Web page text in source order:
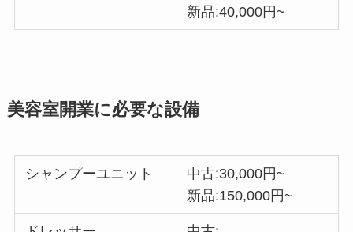
新品:40,000円~
美容室開業に必要な設備
シャンプーユニット
中古:30,000円~
新品:150,000円~